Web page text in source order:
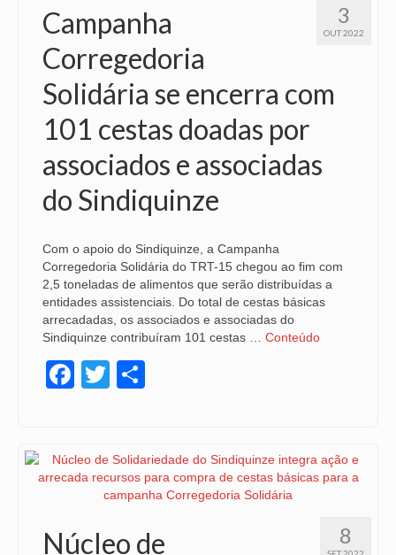
3
OUT 2022
Campanha
Corregedoria
Solidária se encerra com
101 cestas doadas por
associados e associadas
do Sindiquinze
Com o apoio do Sindiquinze, a Campanha
Corregedoria Solidária do TRT-15 chegou ao fim com
2,5 toneladas de alimentos que serão distribuídas a
entidades assistenciais. Do total de cestas básicas
arrecadadas, os associados e associadas do
Sindiquinze contribuíram 101 cestas … Conteúdo
Facebook
Twitter
8
Núcleo de